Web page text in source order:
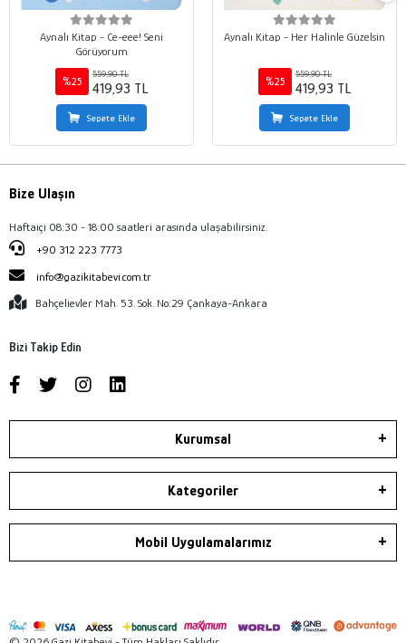
Aynalı Kitap - Ce-eee! Seni
Görüyorum
%25
559,90 TL
419,93 TL
Sepete Ekle
Aynalı Kitap - Her Halinle Güzelsin
%25
559,90 TL
419,93 TL
Sepete Ekle
Bize Ulaşın
Haftaiçi 08:30 - 18:00 saatleri arasında ulaşabilirsiniz.
+90 312 223 7773
info@gazikitabevi.com.tr
Bahçelievler Mah. 53. Sok. No:29 Çankaya-Ankara
Bizi Takip Edin
Kurumsal
Kategoriler
Mobil Uygulamalarımız